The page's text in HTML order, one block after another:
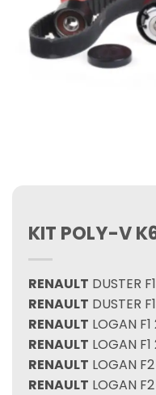
KIT POLY-V
RENAULT DUSTER
RENAULT DUSTER
RENAULT LOGAN
RENAULT LOGAN
RENAULT LOGAN
RENAULT LOGAN